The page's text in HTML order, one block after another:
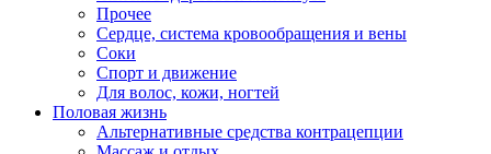
Прочее
Сердце, система кровообращения и вены
Соки
Спорт и движение
Для волос, кожи, ногтей
Половая жизнь
Альтернативные средства контрацепции